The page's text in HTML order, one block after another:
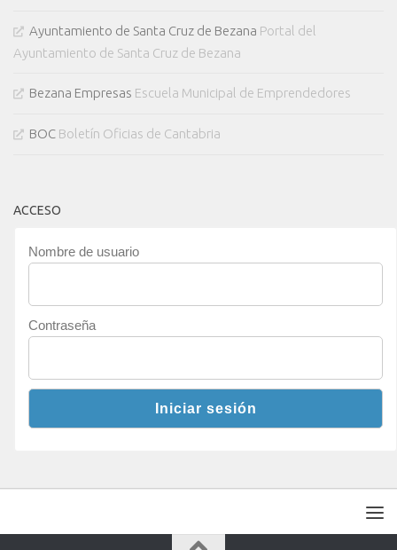
Ayuntamiento de Santa Cruz de Bezana Portal del
Ayuntamiento de Santa Cruz de Bezana
Bezana Empresas Escuela Municipal de Emprendedores
BOC Boletín Oficias de Cantabria
ACCESO
Nombre de usuario
Contraseña